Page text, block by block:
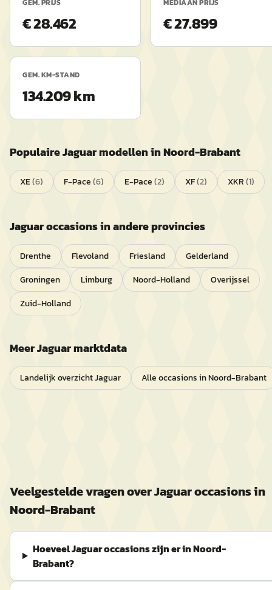
GEM. PRIJS
€ 28.462
MEDIAAN PRIJS
€ 27.899
GEM. KM-STAND
134.209 km
PopulaireJaguarmodellen inNoord-Brabant
XE(6) F-Pace(6) E-Pace(2) XF(2) XKR(1)
Jaguaroccasions in andere provincies
Drenthe Flevoland Friesland
Gelderland
Groningen
Limburg Noord-Holland
Overijssel
Zuid-Holland
MeerJaguarmarktdata
Landelijk overzichtJaguar Alle occasions inNoord-Brabant
Veelgestelde vragen overJaguaroccasions in
Noord-Brabant
Hoeveel Jaguar occasions zijn er in Noord-
Brabant?